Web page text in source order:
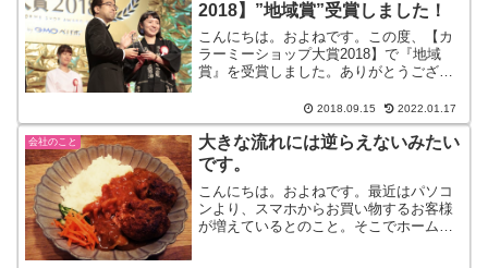
2018】”地域賞”受賞しました！
こんにちは。およねです。この度、【カ
ラーミーショップ大賞2018】で『地域
賞』を受賞しました。ありがとうござい
き2度目の受賞で、とってもうれしく思い
ます。本当にありがとうございます。昨
年、写真中心からイラ...
2018.09.15 2022.01.17
会社のこと
大きな流れには逆らえないみたい
です。
こんにちは。およねです。最近はパソコ
ンより、スマホからお買い物するお客様
が増えているとのこと。そこでホームペ